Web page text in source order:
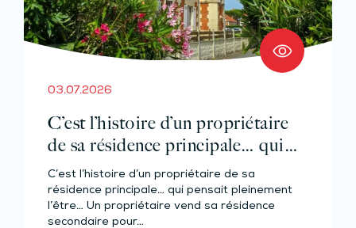
03.07.2026
C’est l’histoire d’un propriétaire
de sa résidence principale… qui
pensait pleinement l’être…
C’est l’histoire d’un propriétaire de sa
résidence principale… qui pensait pleinement
l’être… Un propriétaire vend sa résidence
secondaire pour…